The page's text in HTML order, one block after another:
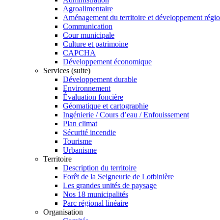
Agroalimentaire
Aménagement du territoire et développement
Communication
Cour municipale
Culture et patrimoine
CAPCHA
Développement économique
Services (suite)
Développement durable
Environnement
Évaluation foncière
Géomatique et cartographie
Ingénierie / Cours d’eau / Enfouissement
Plan climat
Sécurité incendie
Tourisme
Urbanisme
Territoire
Description du territoire
Forêt de la Seigneurie de Lotbinière
Les grandes unités de paysage
Nos 18 municipalités
Parc régional linéaire
Organisation